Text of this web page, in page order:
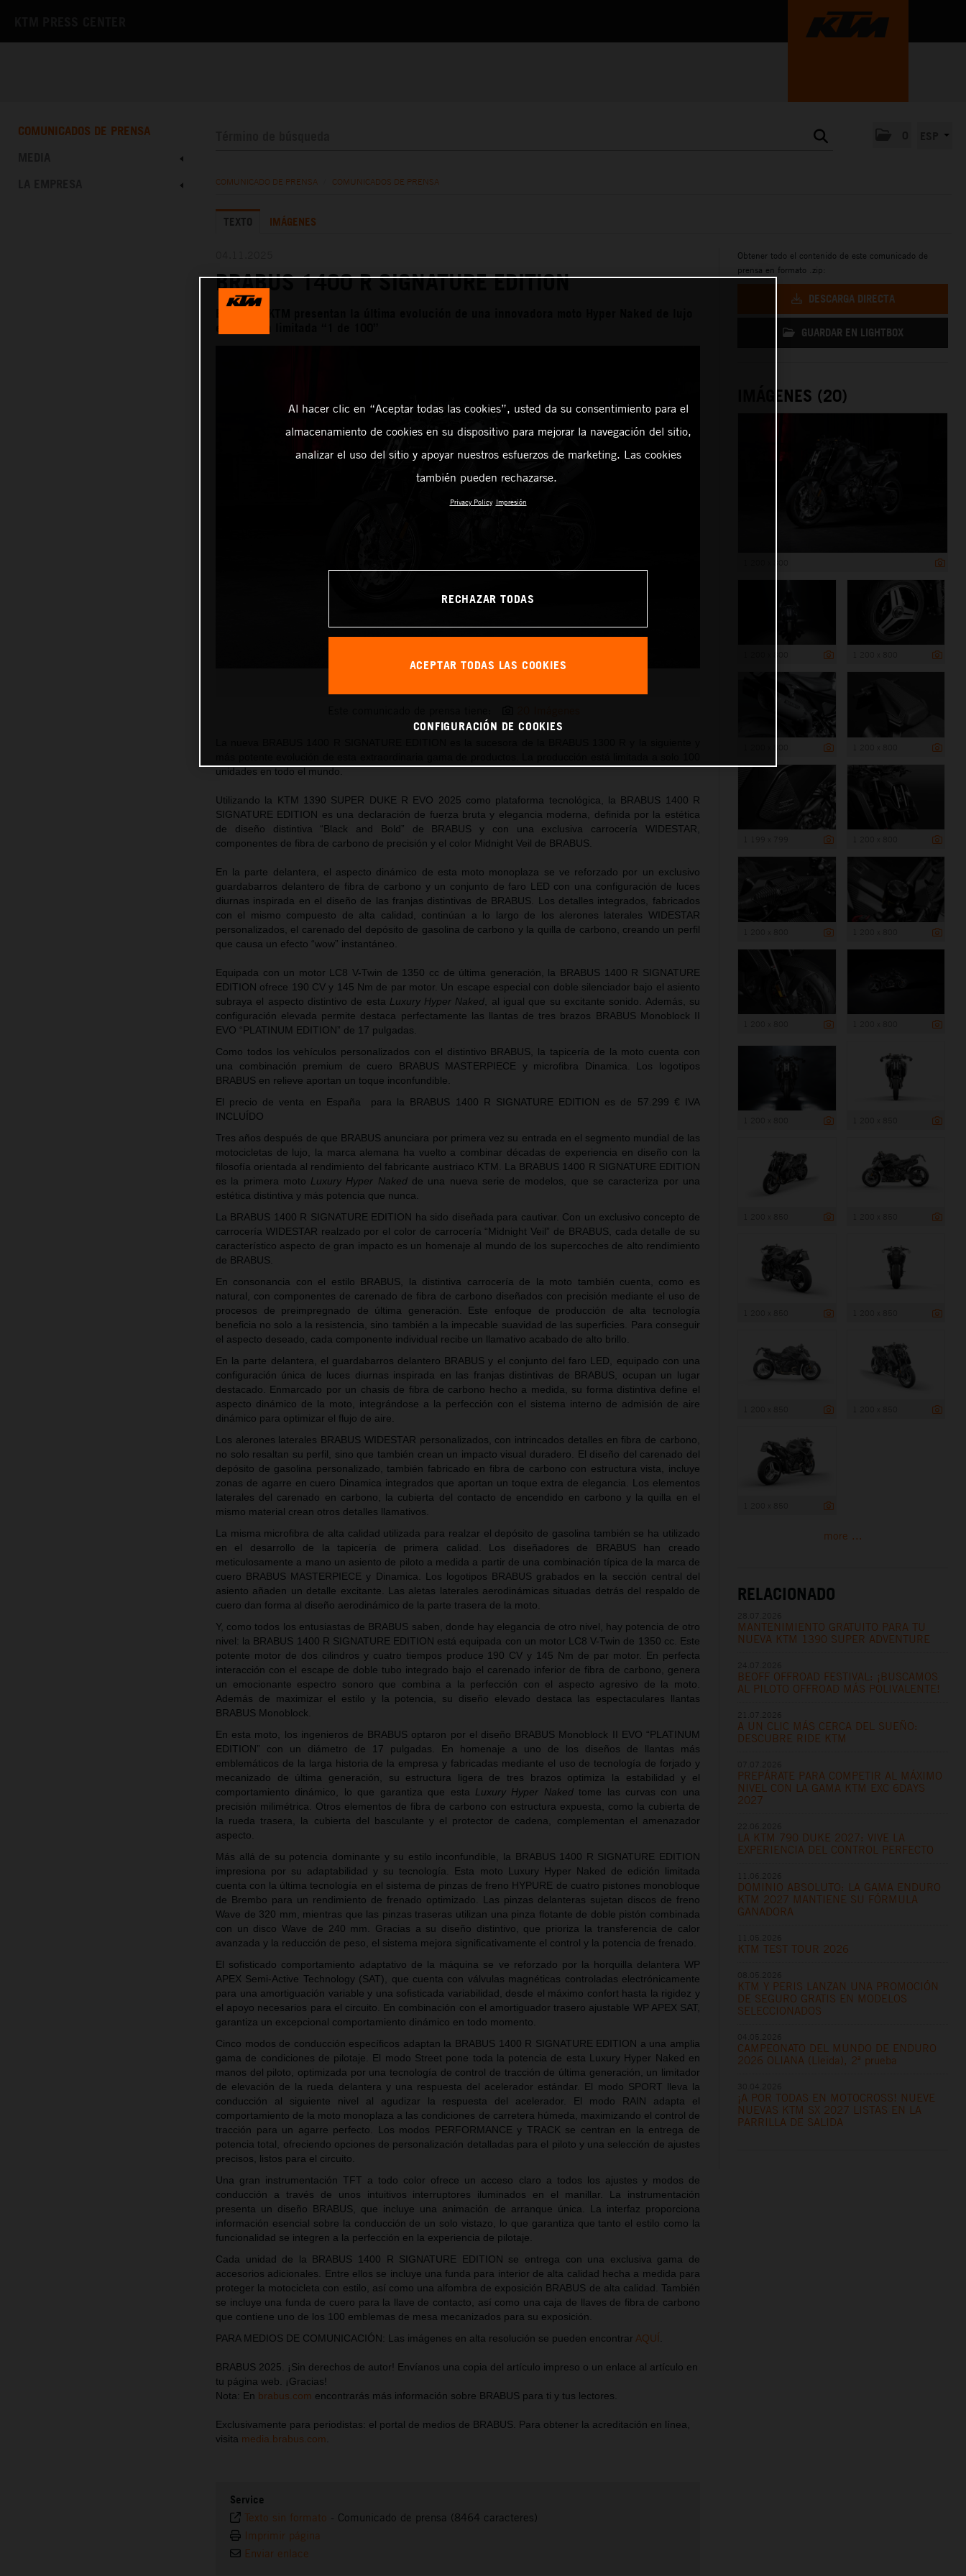
COMUNICADOS DE PRENSA
COMUNICADO DE PRENSA COMUNICADOS DE PRENSA
TEXTO IMÁGENES
BRABUS 1400 R SIGNATURE EDITION
unidades en todo el mundo.
Utilizando la KTM 1390 SUPER DUKE R EVO 2025 como plataforma tecnológica, la BRABUS 1400 R
SIGNATURE EDITION es una declaración de fuerza bruta y elegancia moderna, definida por la estética
de diseño distintiva “Black and Bold” de BRABUS y con una exclusiva carrocería WIDESTAR,
componentes de fibra de carbono de precisión y el color Midnight Veil de BRABUS.
En la parte delantera, el aspecto dinámico de esta moto monoplaza se ve reforzado por un exclusivo
guardabarros delantero de fibra de carbono y un conjunto de faro LED con una configuración de luces
diurnas inspirada en el diseño de las franjas distintivas de BRABUS. Los detalles integrados, fabricados
con el mismo compuesto de alta calidad, continúan a lo largo de los alerones laterales WIDESTAR
personalizados, el carenado del depósito de gasolina de carbono y la quilla de carbono, creando un perfil
que causa un efecto “wow” instantáneo.
Equipada con un motor LC8 V-Twin de 1350 cc de última generación, la BRABUS 1400 R SIGNATURE
EDITION ofrece 190 CV y 145 Nm de par motor. Un escape especial con doble silenciador bajo el asiento
subraya el aspecto distintivo de esta Luxury Hyper Naked, al igual que su excitante sonido. Además, su
configuración elevada permite destaca perfectamente las llantas de tres brazos BRABUS Monoblock II
EVO “PLATINUM EDITION” de 17 pulgadas.
Como todos los vehículos personalizados con el distintivo BRABUS, la tapicería de la moto cuenta con
una combinación premium de cuero BRABUS MASTERPIECE y microfibra Dinamica. Los logotipos
BRABUS en relieve aportan un toque inconfundible.
El precio de venta en España para la BRABUS 1400 R SIGNATURE EDITION es de 57.299 € IVA
INCLUÍDO
Tres años después de que BRABUS anunciara por primera vez su entrada en el segmento mundial de las
motocicletas de lujo, la marca alemana ha vuelto a combinar décadas de experiencia en diseño con la
filosofía orientada al rendimiento del fabricante austriaco KTM. La BRABUS 1400 R SIGNATURE EDITION
es la primera moto Luxury Hyper Nakedde una nueva serie de modelos, que se caracteriza por una
estética distintiva y más potencia que nunca.
La BRABUS 1400 R SIGNATURE EDITION ha sido diseñada para cautivar. Con un exclusivo concepto de
carrocería WIDESTAR realzado por el color de carrocería “Midnight Veil” de BRABUS, cada detalle de su
característico aspecto de gran impacto es un homenaje al mundo de los supercoches de alto rendimiento
de BRABUS.
En consonancia con el estilo BRABUS, la distintiva carrocería de la moto también cuenta, como es
natural, con componentes de carenado de fibra de carbono diseñados con precisión mediante el uso de
procesos de preimpregnado de última generación. Este enfoque de producción de alta tecnología
beneficia no solo a la resistencia, sino también a la impecable suavidad de las superficies. Para conseguir
el aspecto deseado, cada componente individual recibe un llamativo acabado de alto brillo.
En la parte delantera, el guardabarros delantero BRABUS y el conjunto del faro LED, equipado con una
configuración única de luces diurnas inspirada en las franjas distintivas de BRABUS, ocupan un lugar
destacado. Enmarcado por un chasis de fibra de carbono hecho a medida, su forma distintiva define el
aspecto dinámico de la moto, integrándose a la perfección con el sistema interno de admisión de aire
dinámico para optimizar el flujo de aire.
Los alerones laterales BRABUS WIDESTAR personalizados, con intrincados detalles en fibra de carbono,
no solo resaltan su perfil, sino que también crean un impacto visual duradero. El diseño del carenado del
depósito de gasolina personalizado, también fabricado en fibra de carbono con estructura vista, incluye
zonas de agarre en cuero Dinamica integrados que aportan un toque extra de elegancia. Los elementos
laterales del carenado en carbono, la cubierta del contacto de encendido en carbono y la quilla en el
mismo material crean otros detalles llamativos.
La misma microfibra de alta calidad utilizada para realzar el depósito de gasolina también se ha utilizado
en el desarrollo de la tapicería de primera calidad. Los diseñadores de BRABUS han creado
meticulosamente a mano un asiento de piloto a medida a partir de una combinación típica de la marca de
cuero BRABUS MASTERPIECE y Dinamica. Los logotipos BRABUS grabados en la sección central del
asiento añaden un detalle excitante. Las aletas laterales aerodinámicas situadas detrás del respaldo de
cuero dan forma al diseño aerodinámico de la parte trasera de la moto.
Y, como todos los entusiastas de BRABUS saben, donde hay elegancia de otro nivel, hay potencia de otro
nivel: la BRABUS 1400 R SIGNATURE EDITION está equipada con un motor LC8 V-Twin de 1350 cc. Este
potente motor de dos cilindros y cuatro tiempos produce 190 CV y 145 Nm de par motor. En perfecta
interacción con el escape de doble tubo integrado bajo el carenado inferior de fibra de carbono, genera
un emocionante espectro sonoro que combina a la perfección con el aspecto agresivo de la moto.
Además de maximizar el estilo y la potencia, su diseño elevado destaca las espectaculares llantas
BRABUS Monoblock.
En esta moto, los ingenieros de BRABUS optaron por el diseño BRABUS Monoblock II EVO “PLATINUM
EDITION” con un diámetro de 17 pulgadas. En homenaje a uno de los diseños de llantas más
emblemáticos de la larga historia de la empresa y fabricadas mediante el uso de tecnología de forjado y
mecanizado de última generación, su estructura ligera de tres brazos optimiza la estabilidad y el
comportamiento dinámico, lo que garantiza que esta Luxury Hyper Nakedtome las curvas con una
precisión milimétrica. Otros elementos de fibra de carbono con estructura expuesta, como la cubierta de
la rueda trasera, la cubierta del basculante y el protector de cadena, complementan el amenazador
aspecto.
Más allá de su potencia dominante y su estilo inconfundible, la BRABUS 1400 R SIGNATURE EDITION
impresiona por su adaptabilidad y su tecnología. Esta moto Luxury Hyper Naked de edición limitada
cuenta con la última tecnología en el sistema de pinzas de freno HYPURE de cuatro pistones monobloque
de Brembo para un rendimiento de frenado optimizado. Las pinzas delanteras sujetan discos de freno
Wave de 320 mm, mientras que las pinzas traseras utilizan una pinza flotante de doble pistón combinada
con un disco Wave de 240 mm. Gracias a su diseño distintivo, que prioriza la transferencia de calor
avanzada y la reducción de peso, el sistema mejora significativamente el control y la potencia de frenado.
El sofisticado comportamiento adaptativo de la máquina se ve reforzado por la horquilla delantera WP
APEX Semi-Active Technology (SAT), que cuenta con válvulas magnéticas controladas electrónicamente
para una amortiguación variable y una sofisticada variabilidad, desde el máximo confort hasta la rigidez y
el apoyo necesarios para el circuito. En combinación con el amortiguador trasero ajustable WP APEX SAT,
garantiza un excepcional comportamiento dinámico en todo momento.
Cinco modos de conducción específicos adaptan la BRABUS 1400 R SIGNATURE EDITION a una amplia
gama de condiciones de pilotaje. El modo Street pone toda la potencia de esta Luxury Hyper Naked en
manos del piloto, optimizada por una tecnología de control de tracción de última generación, un limitador
de elevación de la rueda delantera y una respuesta del acelerador estándar. El modo SPORT lleva la
conducción al siguiente nivel al agudizar la respuesta del acelerador. El modo RAIN adapta el
comportamiento de la moto monoplaza a las condiciones de carretera húmeda, maximizando el control de
tracción para un agarre perfecto. Los modos PERFORMANCE y TRACK se centran en la entrega de
potencia total, ofreciendo opciones de personalización detalladas para el piloto y una selección de ajustes
precisos, listos para el circuito.
Una gran instrumentación TFT a todo color ofrece un acceso claro a todos los ajustes y modos de
conducción a través de unos intuitivos interruptores iluminados en el manillar. La instrumentación
presenta un diseño BRABUS, que incluye una animación de arranque única. La interfaz proporciona
información esencial sobre la conducción de un solo vistazo, lo que garantiza que tanto el estilo como la
funcionalidad se integren a la perfección en la experiencia de pilotaje.
Cada unidad de la BRABUS 1400 R SIGNATURE EDITION se entrega con una exclusiva gama de
accesorios adicionales. Entre ellos se incluye una funda para interior de alta calidad hecha a medida para
proteger la motocicleta con estilo, así como una alfombra de exposición BRABUS de alta calidad. También
se incluye una funda de cuero para la llave de contacto, así como una caja de llaves de fibra de carbono
que contiene uno de los 100 emblemas de mesa mecanizados para su exposición.
PARA MEDIOS DE COMUNICACIÓN: Las imágenes en alta resolución se pueden encontrar AQUÍ.
BRABUS 2025. ¡Sin derechos de autor! Envíanos una copia del artículo impreso o un enlace al artículo en
tu página web. ¡Gracias!
Nota: En brabus.com encontrarás más información sobre BRABUS para ti y tus lectores.
Exclusivamente para periodistas: el portal de medios de BRABUS. Para obtener la acreditación en línea,
visita media.brabus.com.
Service
Texto sin formato - Comunicado de prensa (8464 caracteres)
Imprimir página
Enviar enlace
Obtener todo el contenido de este comunicado de
prensa en formato .zip:
DESCARGA DIRECTA
GUARDAR EN LIGHTBOX
IMÁGENES (20)
more ...
RELACIONADO
MANTENIMIENTO GRATUITO PARA TU
NUEVA KTM 1390 SUPER ADVENTURE
BEOFF OFFROAD FESTIVAL: ¡BUSCAMOS
AL PILOTO OFFROAD MÁS POLIVALENTE!
A UN CLIC MÁS CERCA DEL SUEÑO:
DESCUBRE RIDE KTM
PREPÁRATE PARA COMPETIR AL MÁXIMO
NIVEL CON LA GAMA KTM EXC 6DAYS
2027
LA KTM 790 DUKE 2027: VIVE LA
EXPERIENCIA DEL CONTROL PERFECTO
DOMINIO ABSOLUTO: LA GAMA ENDURO
KTM 2027 MANTIENE SU FÓRMULA
GANADORA
KTM TEST TOUR 2026
KTM Y PERIS LANZAN UNA PROMOCIÓN
DE SEGURO GRATIS EN MODELOS
SELECCIONADOS
CAMPEONATO DEL MUNDO DE ENDURO
2026 OLIANA (Lleida), 2ª prueba
¡A POR TODAS EN MOTOCROSS! NUEVE
NUEVAS KTM SX 2027 LISTAS EN LA
PARRILLA DE SALIDA
Al hacer clic en “Aceptar todas las cookies”, usted da su consentimiento para el
almacenamiento de cookies en su dispositivo para mejorar la navegación del sitio,
analizar el uso del sitio y apoyar nuestros esfuerzos de marketing. Las cookies
también pueden rechazarse.
Privacy Policy Impresión
RECHAZAR TODAS
ACEPTAR TODAS LAS COOKIES
CONFIGURACIÓN DE COOKIES